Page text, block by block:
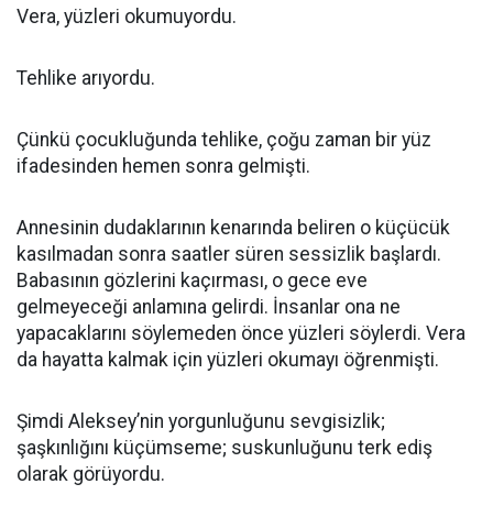
Vera, yüzleri okumuyordu.
Tehlike arıyordu.
Çünkü çocukluğunda tehlike, çoğu zaman bir yüz
ifadesinden hemen sonra gelmişti.
Annesinin dudaklarının kenarında beliren o küçücük
kasılmadan sonra saatler süren sessizlik başlardı.
Babasının gözlerini kaçırması, o gece eve
gelmeyeceği anlamına gelirdi. İnsanlar ona ne
yapacaklarını söylemeden önce yüzleri söylerdi. Vera
da hayatta kalmak için yüzleri okumayı öğrenmişti.
Şimdi Aleksey’nin yorgunluğunu sevgisizlik;
şaşkınlığını küçümseme; suskunluğunu terk ediş
olarak görüyordu.